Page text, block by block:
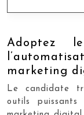
Adoptez
marketing
Le candidate
outils puissants